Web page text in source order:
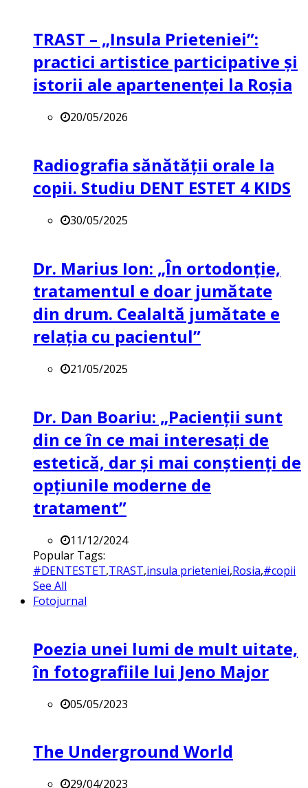
TRAST – „Insula Prieteniei”:
practici artistice participative și
istorii ale apartenenței la Roșia
20/05/2026
Radiografia sănătății orale la
copii. Studiu DENT ESTET 4 KIDS
30/05/2025
Dr. Marius Ion: „În ortodonție,
tratamentul e doar jumătate
din drum. Cealaltă jumătate e
relația cu pacientul”
21/05/2025
Dr. Dan Boariu: „Pacienții sunt
din ce în ce mai interesați de
estetică, dar și mai conștienți de
opțiunile moderne de
tratament”
11/12/2024
Popular Tags:
#DENTESTET,TRAST,insula prieteniei,Rosia,#copii
See All
Fotojurnal
Poezia unei lumi de mult uitate,
în fotografiile lui Jeno Major
05/05/2023
The Underground World
29/04/2023